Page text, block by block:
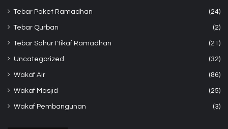
Tebar Paket Ramadhan (24)
Tebar Qurban (2)
Tebar Sahur I'tikaf Ramadhan (21)
Uncategorized (32)
Wakaf Air (86)
Wakaf Masjid (25)
Wakaf Pembangunan (3)